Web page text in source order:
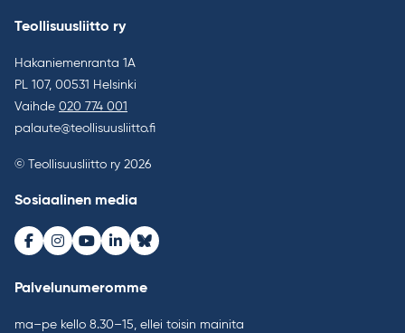
Teollisuusliitto ry
Hakaniemenranta 1A
PL 107, 00531 Helsinki
Vaihde 020 774 001
palaute@teollisuusliitto.fi
© Teollisuusliitto ry 2026
Sosiaalinen media
Facebook
Instagram
Youtube
LinkedInBluesky
Palvelunumeromme
ma–pe kello 8.30–15, ellei toisin mainita